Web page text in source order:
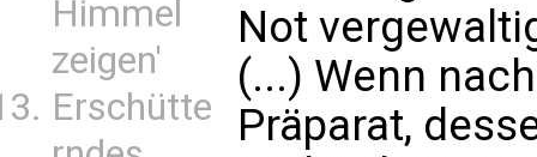
Himmel
zeigen'
Erschütte
Not
(...) Wenn
Präparat,